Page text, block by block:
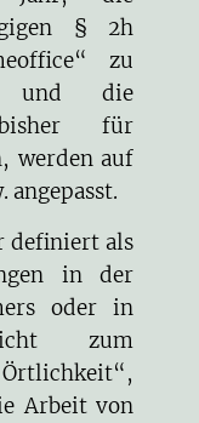
§ 2h
zu
und die
für
werden auf
angepasst.
definiert als
in der
oder in
zum
Arbeit von